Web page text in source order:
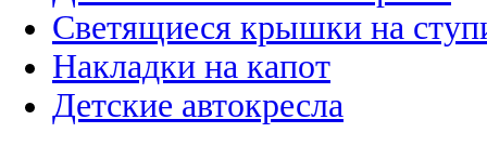
Светящиеся крышки на
Накладки на капот
Детские автокресла